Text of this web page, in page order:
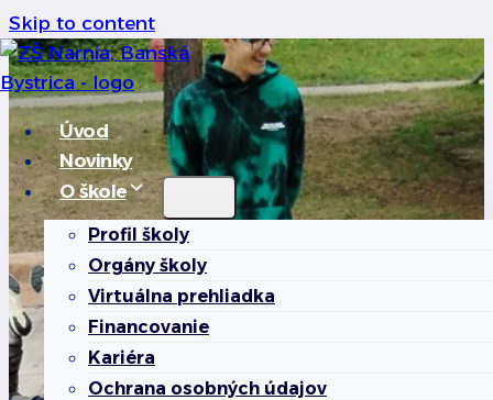
Skip to content
Úvod
Novinky
O škole
Profil školy
Orgány školy
Virtuálna prehliadka
Financovanie
Kariéra
Ochrana osobných údajov